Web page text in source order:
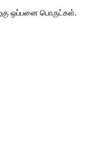
ஒப்பனை பொருட்கள்.